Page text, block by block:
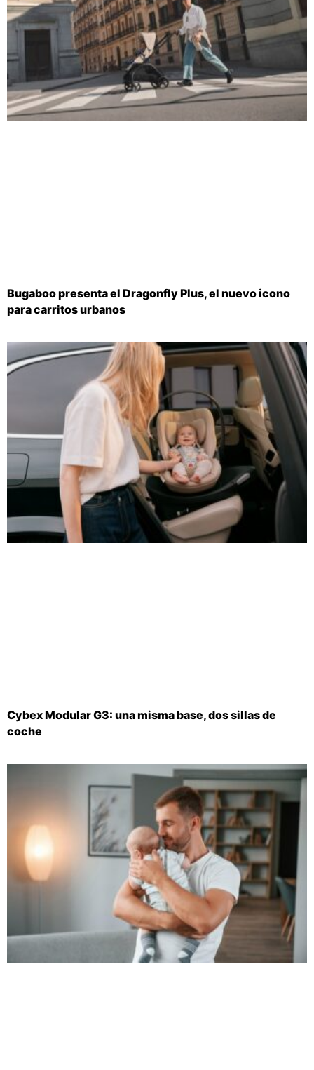
Bugaboo presenta el Dragonfly Plus, el nuevo icono
para carritos urbanos
Cybex Modular G3: una misma base, dos sillas de
coche